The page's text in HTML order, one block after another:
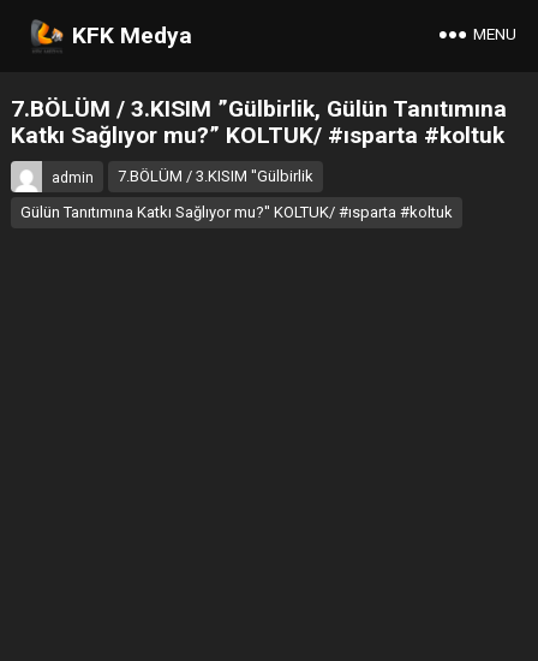
KFK Medya MENU
7.BÖLÜM / 3.KISIM ”Gülbirlik, Gülün Tanıtımına
Katkı Sağlıyor mu?” KOLTUK/ #ısparta #koltuk
admin
7.BÖLÜM / 3.KISIM ''Gülbirlik
Gülün Tanıtımına Katkı Sağlıyor mu?'' KOLTUK/ #ısparta #koltuk